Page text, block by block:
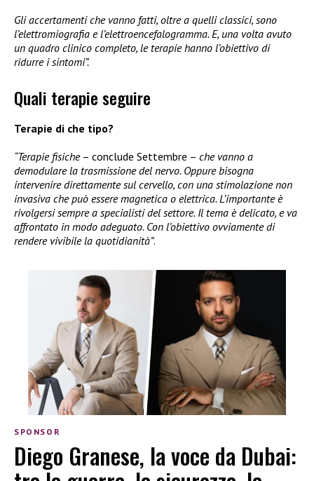
Gli accertamenti che vanno fatti, oltre a quelli classici, sono
l’elettromiografia e l’elettroencefalogramma. E, una volta avuto
un quadro clinico completo, le terapie hanno l’obiettivo di
ridurre i sintomi”.
Quali terapie seguire
Terapie di che tipo?
“Terapie fisiche– conclude Settembre – che vanno a
demodulare la trasmissione del nervo. Oppure bisogna
intervenire direttamente sul cervello, con una stimolazione non
invasiva che può essere magnetica o elettrica. L’importante è
rivolgersi sempre a specialisti del settore. Il tema è delicato, e va
affrontato in modo adeguato. Con l’obiettivo ovviamente di
rendere vivibile la quotidianità”.
SPONSOR
Diego Granese, la voce da Dubai: